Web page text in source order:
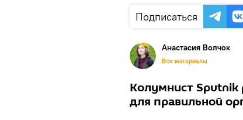
Подписаться
Анастасия Волчок
Все материалы
Колумнист Sputnik
для правильной